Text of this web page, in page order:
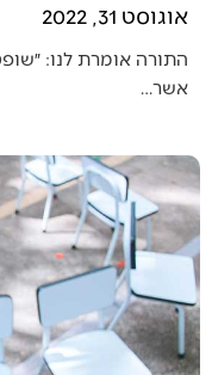
אוגוסט 31, 2022
התורה אומרת לנו:
אשר…